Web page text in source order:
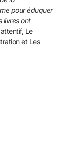
pour éduquer
livres ont
Le
et Les